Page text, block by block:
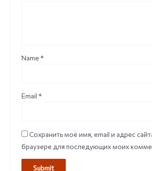
Name *
Email *
Сохранить моё имя, email и адрес
браузере для последующих моих